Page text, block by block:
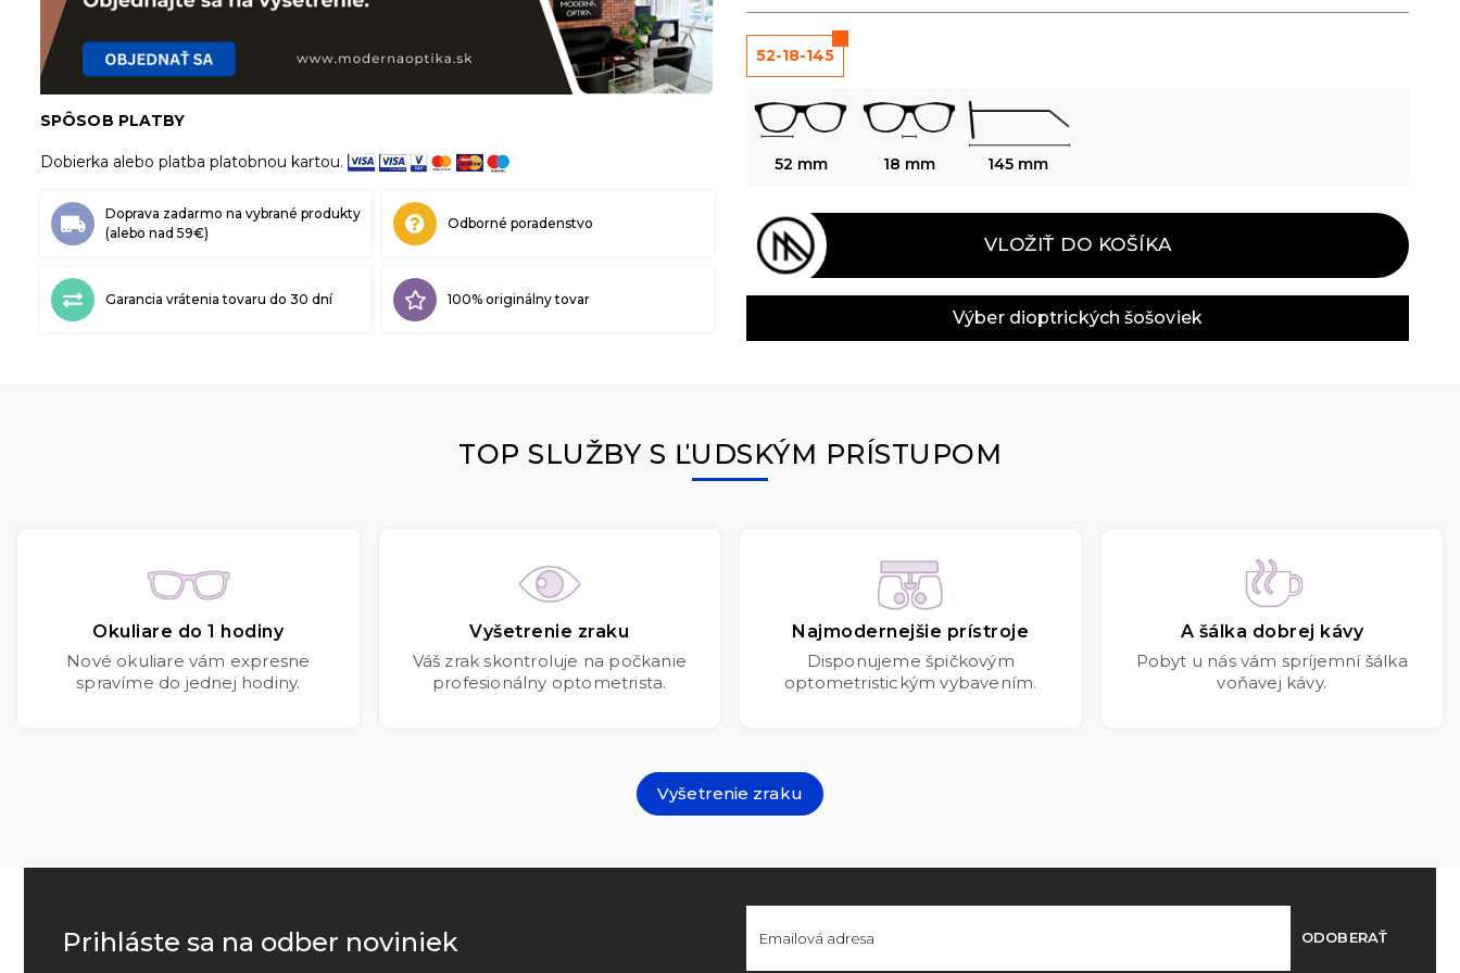
SPÔSOB PLATBY
Dobierka alebo platba platobnou kartou.
Doprava zadarmo na vybrané produkty
(alebo nad 59€)
Odborné poradenstvo
Garancia vrátenia tovaru do 30 dní 100% originálny tovar
52-18-145
52 mm 18 mm 145 mm
VLOŽIŤ DO KOŠÍKA
Výber dioptrických šošoviek
TOP SLUŽBY S ĽUDSKÝM PRÍSTUPOM
Okuliare do 1 hodiny
Nové okuliare vám expresne
spravíme do jednej hodiny.
Vyšetrenie zraku
Váš zrak skontroluje na počkanie
profesionálny optometrista.
Najmodernejšie prístroje
Disponujeme špičkovým
optometristickým vybavením.
A šálka dobrej kávy
Pobyt u nás vám spríjemní šálka
voňavej kávy.
Vyšetrenie zraku
Prihláste sa na odber noviniek ODOBERAŤ